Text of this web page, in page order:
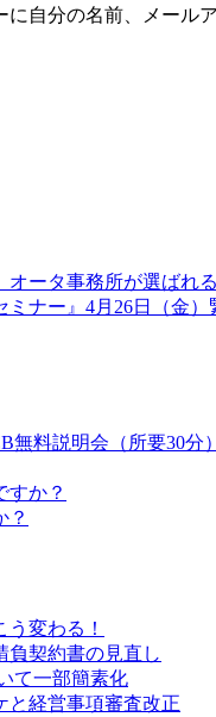
自分の名前、メール
オータ事務所が選ばれ
ミナー』4月26日（金）
料説明会（所要30分）
すか？
？
変わる！
負契約書の見直し
て一部簡素化
と経営事項審査改正